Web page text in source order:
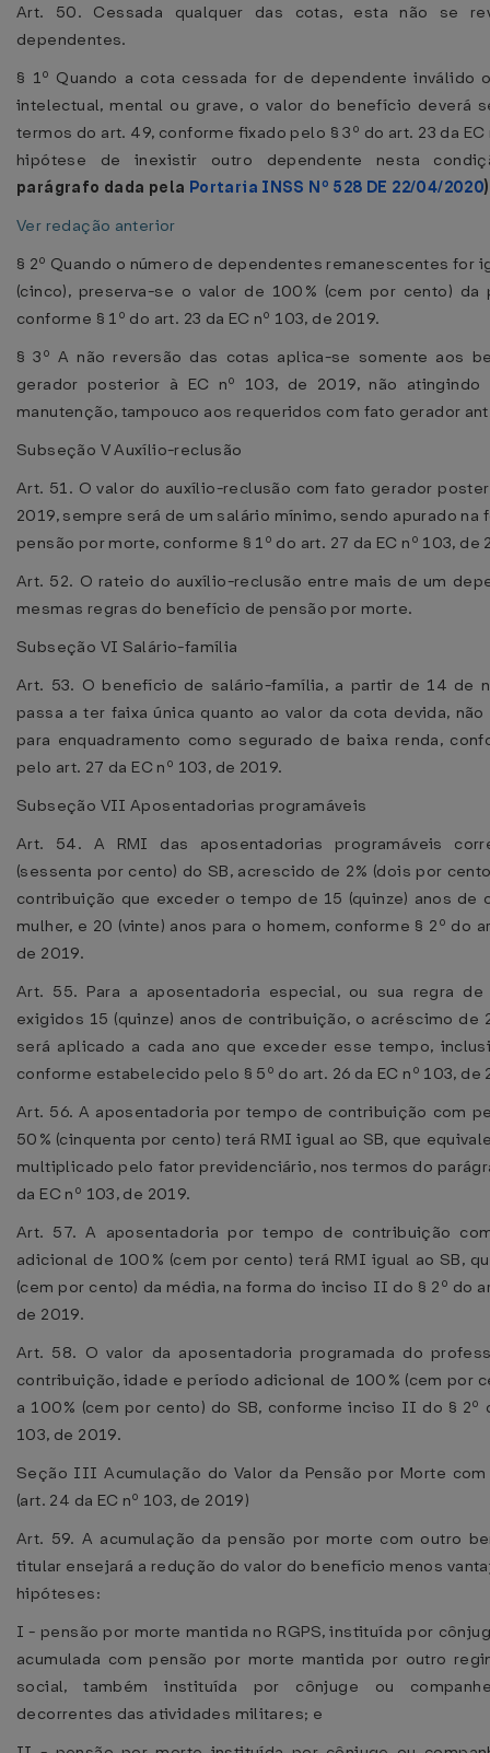
Art. 50. Cessada qualquer das cotas, esta não se
dependentes.
§ 1º Quando a cota cessada for de dependente inválido
intelectual, mental ou grave, o valor do benefício deverá
termos do art. 49, conforme fixado pelo § 3º do art. 23 da EC
hipótese de inexistir outro dependente nesta
parágrafo dada pela Portaria INSS Nº 528 DE 22/04/2020
Ver redação anterior
§ 2º Quando o número de dependentes remanescentes for
(cinco), preserva-se o valor de 100% (cem por cento) da
conforme § 1º do art. 23 da EC nº 103, de 2019.
§ 3º A não reversão das cotas aplica-se somente aos
gerador posterior à EC nº 103, de 2019, não
manutenção, tampouco aos requeridos com fato gerador
Subseção V Auxílio-reclusão
Art. 51. O valor do auxílio-reclusão com fato gerador
2019, sempre será de um salário mínimo, sendo apurado na
pensão por morte, conforme § 1º do art. 27 da EC nº 103, de
Art. 52. O rateio do auxílio-reclusão entre mais de um
mesmas regras do benefício de pensão por morte.
Subseção VI Salário-família
Art. 53. O benefício de salário-família, a partir de 14 de
passa a ter faixa única quanto ao valor da cota devida,
para enquadramento como segurado de baixa renda,
pelo art. 27 da EC nº 103, de 2019.
Subseção VII Aposentadorias programáveis
Art. 54. A RMI das aposentadorias programáveis
(sessenta por cento) do SB, acrescido de 2% (dois por
contribuição que exceder o tempo de 15 (quinze) anos de
mulher, e 20 (vinte) anos para o homem, conforme § 2º do
de 2019.
Art. 55. Para a aposentadoria especial, ou sua regra de
exigidos 15 (quinze) anos de contribuição, o acréscimo de
será aplicado a cada ano que exceder esse tempo,
conforme estabelecido pelo § 5º do art. 26 da EC nº 103, de
Art. 56. A aposentadoria por tempo de contribuição com
50% (cinquenta por cento) terá RMI igual ao SB, que
multiplicado pelo fator previdenciário, nos termos do
da EC nº 103, de 2019.
Art. 57. A aposentadoria por tempo de contribuição
adicional de 100% (cem por cento) terá RMI igual ao SB,
(cem por cento) da média, na forma do inciso II do § 2º do
de 2019.
Art. 58. O valor da aposentadoria programada do
contribuição, idade e período adicional de 100% (cem por
a 100% (cem por cento) do SB, conforme inciso II do § 2º
103, de 2019.
Seção III Acumulação do Valor da Pensão por Morte
(art. 24 da EC nº 103, de 2019)
Art. 59. A acumulação da pensão por morte com outro
titular ensejará a redução do valor do benefício menos
hipóteses:
I - pensão por morte mantida no RGPS, instituída por
acumulada com pensão por morte mantida por outro
social, também instituída por cônjuge ou
decorrentes das atividades militares; e